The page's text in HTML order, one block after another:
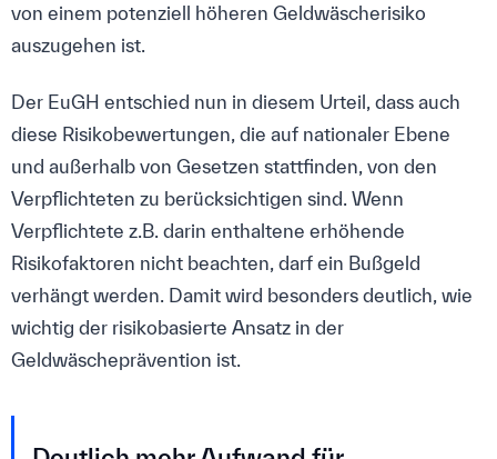
von einem potenziell höheren Geldwäscherisiko
auszugehen ist.
Der EuGH entschied nun in diesem Urteil, dass auch
diese Risikobewertungen, die auf nationaler Ebene
und außerhalb von Gesetzen stattfinden, von den
Verpflichteten zu berücksichtigen sind. Wenn
Verpflichtete z.B. darin enthaltene erhöhende
Risikofaktoren nicht beachten, darf ein Bußgeld
verhängt werden. Damit wird besonders deutlich, wie
wichtig der risikobasierte Ansatz in der
Geldwäscheprävention ist.